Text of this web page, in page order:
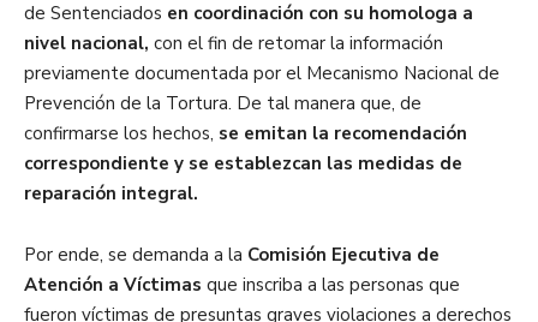
de Sentenciados en coordinación con su homologa a
nivel nacional, con el fin de retomar la información
previamente documentada por el Mecanismo Nacional de
Prevención de la Tortura. De tal manera que, de
confirmarse los hechos, se emitan la recomendación
correspondiente y se establezcan las medidas de
reparación integral.
Por ende, se demanda a la Comisión Ejecutiva de
Atención a Víctimas que inscriba a las personas que
fueron víctimas de presuntas graves violaciones a derechos